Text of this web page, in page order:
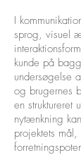
I
sprog, visuel
kunde på
undersøgelse
og brugernes
en struktureret
nytænkning
projektets